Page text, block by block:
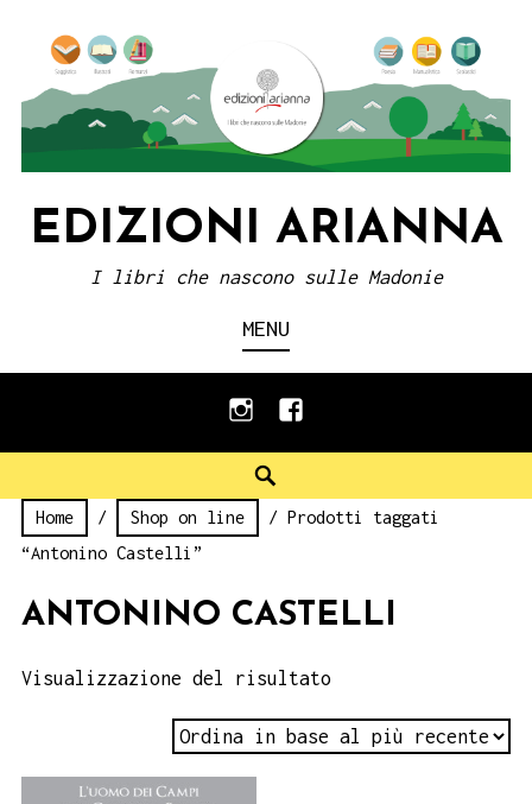
content
EDIZIONI ARIANNA
I libri che nascono sulle Madonie
MENU
instagramfacebook
Home / Shop on line
/ Prodotti taggati
“Antonino Castelli”
ANTONINO CASTELLI
Visualizzazione del risultato